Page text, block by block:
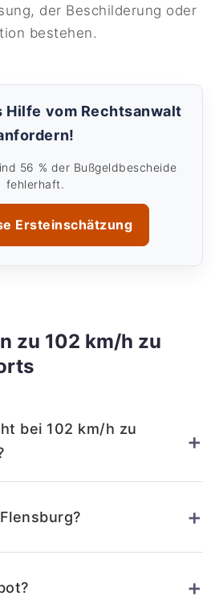
der Beschilderung oder
bestehen.
vom Rechtsanwalt
56 % der Bußgeldbescheide
fehlerhaft.
Ersteinschätzung
zu 102 km/h zu
bei 102 km/h zu
+
+
+